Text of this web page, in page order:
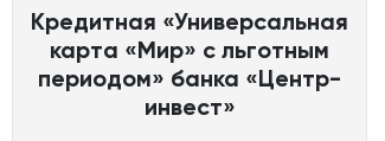
Кредитная «Универсальная
карта «Мир» с льготным
периодом» банка «Центр-
инвест»